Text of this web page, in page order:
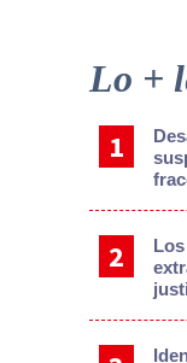
Sidebar
Lo +